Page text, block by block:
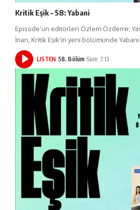
Kritik Eşik – 58: Yabani
Episode’un editörleri Özlem Özdemir,
İnan, Kritik Eşik'in yeni bölümünde
LISTEN 58. Bölüm Süre: 7:13